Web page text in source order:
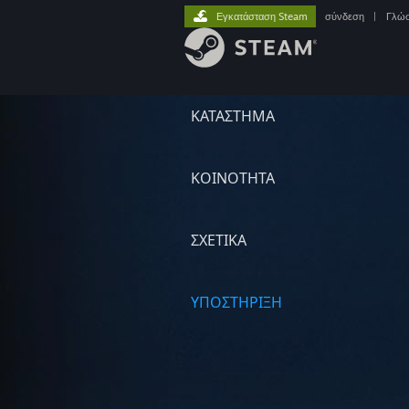
ΚΑΤΑΣΤΗΜΑ
ΚΟΙΝΟΤΗΤΑ
ΣΧΕΤΙΚΆ
ΥΠΟΣΤΗΡΙΞΗ
Εγκατάσταση Steam σύνδεση